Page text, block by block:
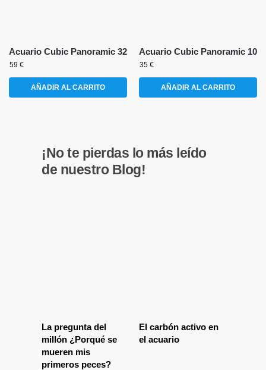
Acuario Cubic Panoramic 32
59 €
AÑADIR AL CARRITO
Acuario Cubic Panoramic 10
35 €
AÑADIR AL CARRITO
¡No te pierdas lo más leído
de nuestro Blog!
La pregunta del
millón ¿Porqué se
mueren mis
primeros peces?
El carbón activo en
el acuario